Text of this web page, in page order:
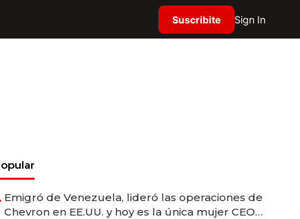
Suscribite Sign In
Emigró de Venezuela, lideró las operaciones de
Chevron en EE.UU. y hoy es la única mujer CEO